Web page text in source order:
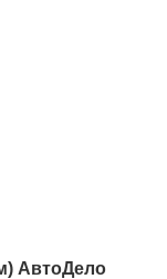
АвтоДело